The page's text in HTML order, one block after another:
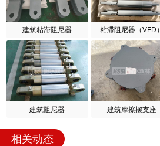
建筑粘滞阻尼器 粘滞阻尼器（VFD）
建筑阻尼器 建筑摩擦摆支座
相关动态